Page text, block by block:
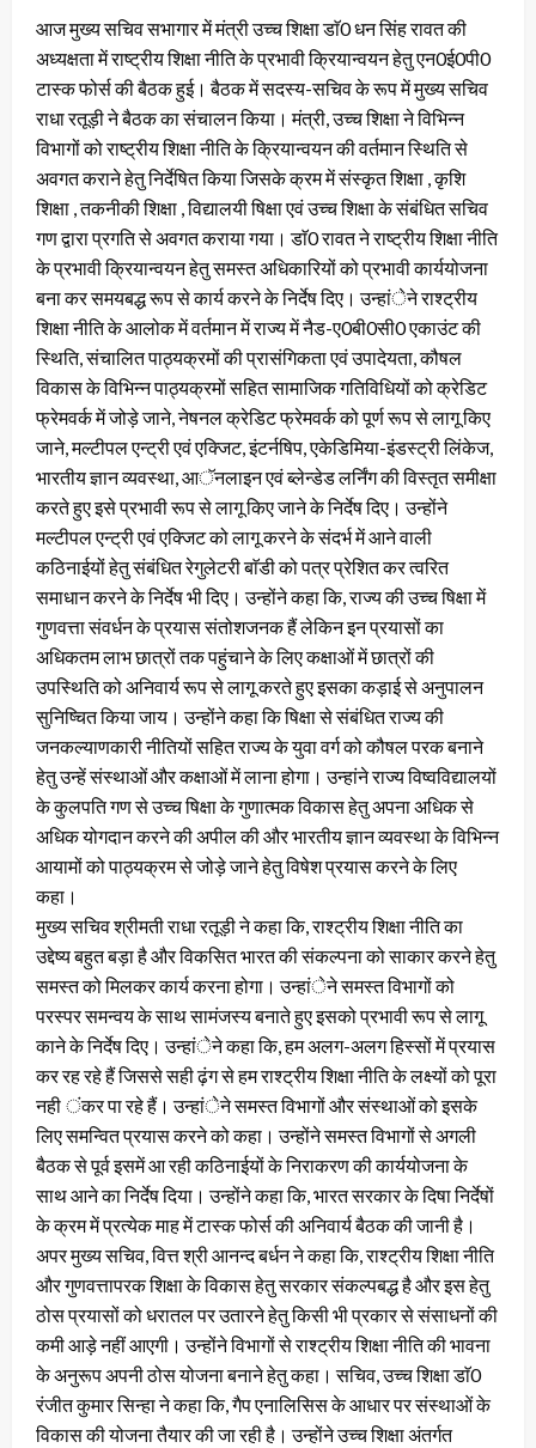
आज मुख्य सचिव सभागार में मंत्री उच्च शिक्षा डाॅ0 धन सिंह रावत की
अध्यक्षता में राष्ट्रीय शिक्षा नीति के प्रभावी क्रियान्वयन हेतु एन0ई0पी0
टास्क फोर्स की बैठक हुई। बैठक में सदस्य-सचिव के रूप में मुख्य सचिव
राधा रतूड़ी ने बैठक का संचालन किया। मंत्री, उच्च शिक्षा ने विभिन्न
विभागों को राष्ट्रीय शिक्षा नीति के क्रियान्वयन की वर्तमान स्थिति से
अवगत कराने हेतु निर्देषित किया जिसके क्रम में संस्कृत शिक्षा , कृशि
शिक्षा , तकनीकी शिक्षा , विद्यालयी षिक्षा एवं उच्च शिक्षा के संबंधित सचिव
गण द्वारा प्रगति से अवगत कराया गया। डाॅ0 रावत ने राष्ट्रीय शिक्षा नीति
के प्रभावी क्रियान्वयन हेतु समस्त अधिकारियों को प्रभावी कार्ययोजना
बना कर समयबद्ध रूप से कार्य करने के निर्देष दिए। उन्हांेने राश्ट्रीय
शिक्षा नीति के आलोक में वर्तमान में राज्य में नैड-ए0बी0सी0 एकाउंट की
स्थिति, संचालित पाठ्यक्रमों की प्रासंगिकता एवं उपादेयता, कौषल
विकास के विभिन्न पाठ्यक्रमों सहित सामाजिक गतिविधियों को क्रेडिट
फ्रेमवर्क में जोड़े जाने, नेषनल क्रेडिट फ्रेमवर्क को पूर्ण रूप से लागू किए
जाने, मल्टीपल एन्ट्री एवं एक्जिट, इंटर्नषिप, एकेडिमिया-इंडस्ट्री लिंकेज,
भारतीय ज्ञान व्यवस्था, आॅनलाइन एवं ब्लेन्डेड लर्निंग की विस्तृत समीक्षा
करते हुए इसे प्रभावी रूप से लागू किए जाने के निर्देष दिए। उन्होंने
मल्टीपल एन्ट्री एवं एक्जिट को लागू करने के संदर्भ में आने वाली
कठिनाईयों हेतु संबंधित रेगुलेटरी बाॅडी को पत्र प्रेशित कर त्वरित
समाधान करने के निर्देष भी दिए। उन्होंने कहा कि, राज्य की उच्च षिक्षा में
गुणवत्ता संवर्धन के प्रयास संतोशजनक हैं लेकिन इन प्रयासों का
अधिकतम लाभ छात्रों तक पहुंचाने के लिए कक्षाओं में छात्रों की
उपस्थिति को अनिवार्य रूप से लागू करते हुए इसका कड़ाई से अनुपालन
सुनिष्चित किया जाय। उन्होंने कहा कि षिक्षा से संबंधित राज्य की
जनकल्याणकारी नीतियों सहित राज्य के युवा वर्ग को कौषल परक बनाने
हेतु उन्हें संस्थाओं और कक्षाओं में लाना होगा। उन्हांने राज्य विष्वविद्यालयों
के कुलपति गण से उच्च षिक्षा के गुणात्मक विकास हेतु अपना अधिक से
अधिक योगदान करने की अपील की और भारतीय ज्ञान व्यवस्था के विभिन्न
आयामों को पाठ्यक्रम से जोड़े जाने हेतु विषेश प्रयास करने के लिए
कहा।
मुख्य सचिव श्रीमती राधा रतूड़ी ने कहा कि, राश्ट्रीय शिक्षा नीति का
उद्देष्य बहुत बड़ा है और विकसित भारत की संकल्पना को साकार करने हेतु
समस्त को मिलकर कार्य करना होगा। उन्हांेने समस्त विभागों को
परस्पर समन्वय के साथ सामंजस्य बनाते हुए इसको प्रभावी रूप से लागू
काने के निर्देष दिए। उन्हांेने कहा कि, हम अलग-अलग हिस्सों में प्रयास
कर रह रहे हैं जिससे सही ढ़ंग से हम राश्ट्रीय शिक्षा नीति के लक्ष्यों को पूरा
नही ंकर पा रहे हैं। उन्हांेने समस्त विभागों और संस्थाओं को इसके
लिए समन्वित प्रयास करने को कहा। उन्होंने समस्त विभागों से अगली
बैठक से पूर्व इसमें आ रही कठिनाईयों के निराकरण की कार्ययोजना के
साथ आने का निर्देष दिया। उन्होंने कहा कि, भारत सरकार के दिषा निर्देषों
के क्रम में प्रत्येक माह में टास्क फोर्स की अनिवार्य बैठक की जानी है।
अपर मुख्य सचिव, वित्त श्री आनन्द बर्धन ने कहा कि, राश्ट्रीय शिक्षा नीति
और गुणवत्तापरक शिक्षा के विकास हेतु सरकार संकल्पबद्ध है और इस हेतु
ठोस प्रयासों को धरातल पर उतारने हेतु किसी भी प्रकार से संसाधनों की
कमी आड़े नहीं आएगी। उन्होंने विभागों से राश्ट्रीय शिक्षा नीति की भावना
के अनुरूप अपनी ठोस योजना बनाने हेतु कहा। सचिव, उच्च शिक्षा डाॅ0
रंजीत कुमार सिन्हा ने कहा कि, गैप एनालिसिस के आधार पर संस्थाओं के
विकास की योजना तैयार की जा रही है। उन्होंने उच्च शिक्षा अंतर्गत